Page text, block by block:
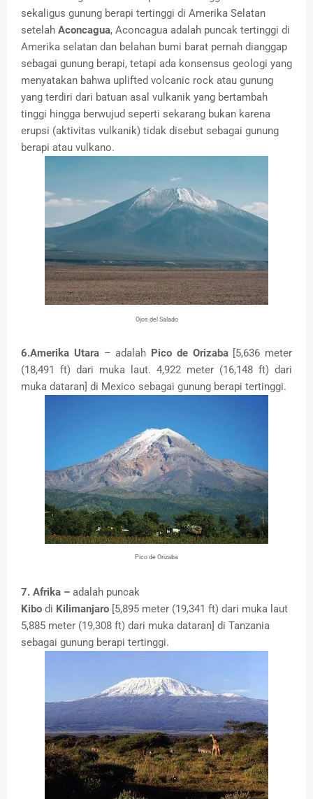
sekaligus gunung berapi tertinggi di Amerika Selatan
setelah Aconcagua, Aconcagua adalah puncak tertinggi di
Amerika selatan dan belahan bumi barat pernah dianggap
sebagai gunung berapi, tetapi ada konsensus geologi yang
menyatakan bahwa uplifted volcanic rock atau gunung
yang terdiri dari batuan asal vulkanik yang bertambah
tinggi hingga berwujud seperti sekarang bukan karena
erupsi (aktivitas vulkanik) tidak disebut sebagai gunung
berapi atau vulkano.
Ojos del Salado
6.Amerika Utara– adalah Pico de Orizaba[5,636 meter
(18,491 ft) dari muka laut. 4,922 meter (16,148 ft) dari
muka dataran] di Mexico sebagai gunung berapi tertinggi.
Pico de Orizaba
7. Afrika – adalah puncak
Kibo di Kilimanjaro [5,895 meter (19,341 ft) dari muka laut
5,885 meter (19,308 ft) dari muka dataran] di Tanzania
sebagai gunung berapi tertinggi.